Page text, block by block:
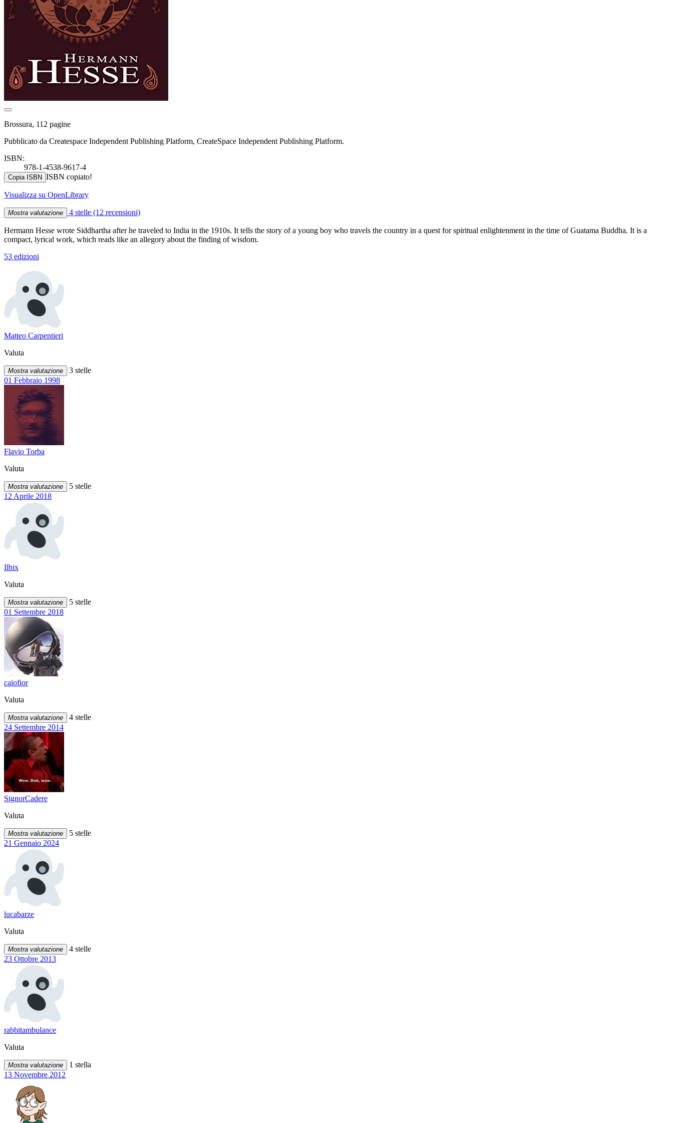
Brossura, 112 pagine
Pubblicato da Createspace Independent Publishing Platform, CreateSpace Independent Publishing Platform.
ISBN:
978-1-4538-9617-4
Copia ISBN ISBN copiato!
Visualizza su OpenLibrary
Mostra valutazione 4 stelle (12 recensioni)
Hermann Hesse wrote Siddhartha after he traveled to India in the 1910s. It tells the story of a young boy who travels the country in a quest for spiritual enlightenment in the time of Guatama Buddha. It is a
compact, lyrical work, which reads like an allegory about the finding of wisdom.
53 edizioni
Matteo Carpentieri
Valuta
Mostra valutazione
3 stelle
01 Febbraio 1998
Flavio Torba
Valuta
Mostra valutazione
5 stelle
12 Aprile 2018
Ilbix
Valuta
Mostra valutazione
5 stelle
01 Settembre 2018
caiofior
Valuta
Mostra valutazione
4 stelle
24 Settembre 2014
SignorCadere
Valuta
Mostra valutazione
5 stelle
21 Gennaio 2024
lucabarze
Valuta
Mostra valutazione
4 stelle
23 Ottobre 2013
rabbitambulance
Valuta
Mostra valutazione
1 stella
13 Novembre 2012